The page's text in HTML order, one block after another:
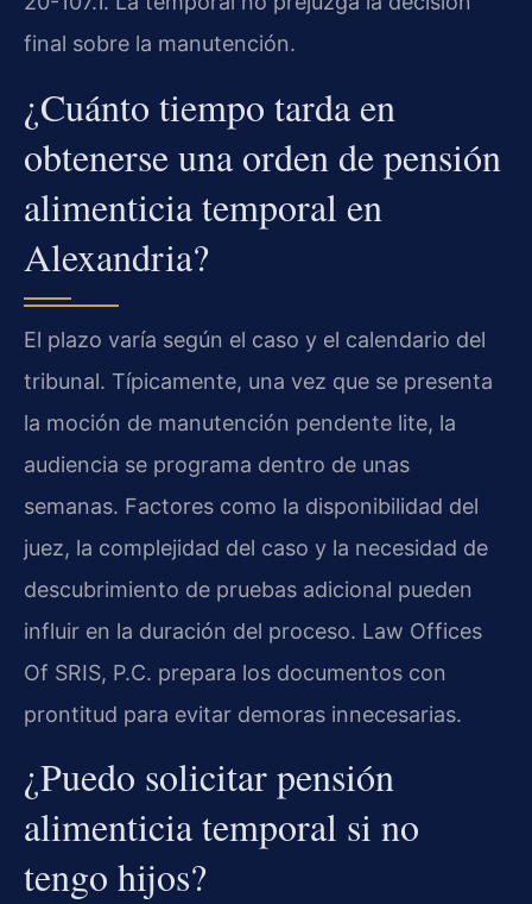
final sobre la manutención.
¿Cuánto tiempo tarda en
obtenerse una orden de pensión
alimenticia temporal en
Alexandria?
El plazo varía según el caso y el calendario del
tribunal. Típicamente, una vez que se presenta
la moción de manutención pendente lite, la
audiencia se programa dentro de unas
semanas. Factores como la disponibilidad del
juez, la complejidad del caso y la necesidad de
descubrimiento de pruebas adicional pueden
influir en la duración del proceso. Law Offices
Of SRIS, P.C. prepara los documentos con
prontitud para evitar demoras innecesarias.
¿Puedo solicitar pensión
alimenticia temporal si no
tengo hijos?